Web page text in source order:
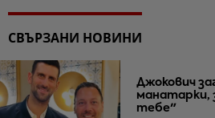
СВЪРЗАНИ НОВИНИ
Джокович
манатарки,
тебе"